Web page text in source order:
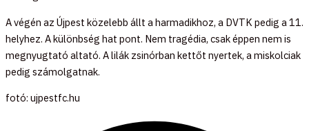
A végén az Újpest közelebb állt a harmadikhoz, a DVTK pedig a 11.
helyhez. A különbség hat pont. Nem tragédia, csak éppen nem is
megnyugtató altató. A lilák zsinórban kettőt nyertek, a miskolciak
pedig számolgatnak.
fotó: ujpestfc.hu